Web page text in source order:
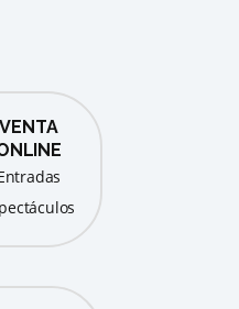
VENTA